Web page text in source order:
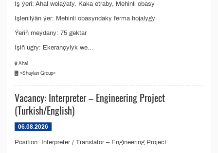
Iş ýeri: Ahal welaýaty, Kaka etraby, Mehinli obasy
Işlenilýän ýer: Mehinli obasyndaky ferma hojalygy
Ýeriň meýdany: 75 gektar
Işiň ugry: Ekerançylyk we...
Ahal
«Shaylan Group»
Vacancy: Interpreter – Engineering Project
(Turkish/English)
06.08.2026
Position: Interpreter / Translator – Engineering Project